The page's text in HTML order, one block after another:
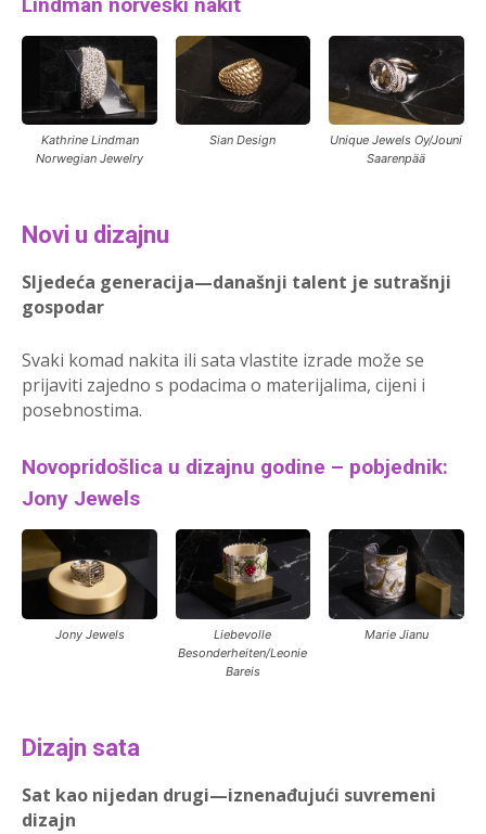
Kathrine Lindman
Norwegian Jewelry
Sian Design
Unique Jewels Oy/Jouni
Saarenpää
Novi u dizajnu
Sljedeća generacija—današnji talent je sutrašnji
gospodar
Svaki komad nakita ili sata vlastite izrade može se
prijaviti zajedno s podacima o materijalima, cijeni i
posebnostima.
Novopridošlica u dizajnu godine – pobjednik:
Jony Jewels
Jony Jewels
Liebevolle
Besonderheiten/Leonie
Bareis
Marie Jianu
Dizajn sata
Sat kao nijedan drugi—iznenađujući suvremeni
dizajn